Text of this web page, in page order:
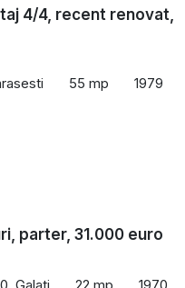
4/4, recent renovat,
55 mp 1979
parter, 31.000 euro